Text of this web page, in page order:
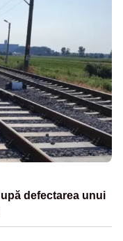
defectarea unui